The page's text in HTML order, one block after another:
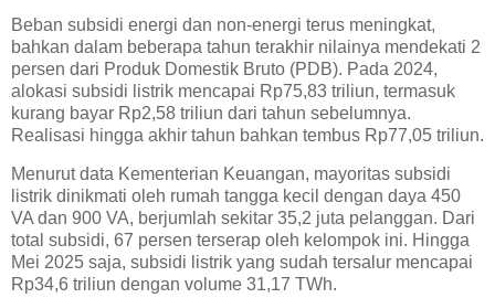
Beban subsidi energi dan non-energi terus meningkat,
bahkan dalam beberapa tahun terakhir nilainya mendekati 2
persen dari Produk Domestik Bruto (PDB). Pada 2024,
alokasi subsidi listrik mencapai Rp75,83 triliun, termasuk
kurang bayar Rp2,58 triliun dari tahun sebelumnya.
Realisasi hingga akhir tahun bahkan tembus Rp77,05 triliun.
Menurut data Kementerian Keuangan, mayoritas subsidi
listrik dinikmati oleh rumah tangga kecil dengan daya 450
VA dan 900 VA, berjumlah sekitar 35,2 juta pelanggan. Dari
total subsidi, 67 persen terserap oleh kelompok ini. Hingga
Mei 2025 saja, subsidi listrik yang sudah tersalur mencapai
Rp34,6 triliun dengan volume 31,17 TWh.